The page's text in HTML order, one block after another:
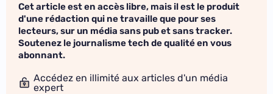
Cet article est en accès libre, mais il est le produit
d'une rédaction qui ne travaille que pour ses
lecteurs, sur un média sans pub et sans tracker.
Soutenez le journalisme tech de qualité en vous
abonnant.
Accédez en illimité aux articles d'un média
expert